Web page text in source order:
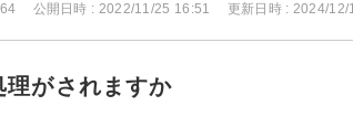
公開日時 : 2022/11/25 16:51 更新日時 : 2024/12/
がされますか